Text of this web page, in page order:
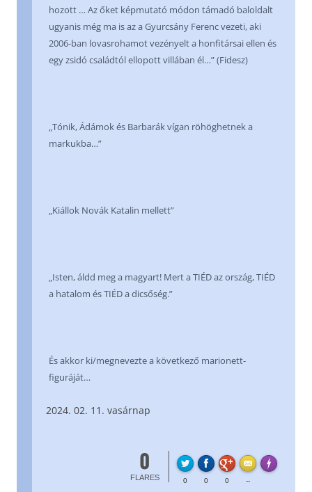
hozott … Az őket képmutató módon támadó baloldalt
ugyanis még ma is az a Gyurcsány Ferenc vezeti, aki
2006-ban lovasrohamot vezényelt a honfitársai ellen és
egy zsidó családtól ellopott villában él…” (Fidesz)
„Tónik, Ádámok és Barbarák vígan röhöghetnek a
markukba…”
„Kiállok Novák Katalin mellett”
„Isten, áldd meg a magyart! Mert a TIÉD az ország, TIÉD
a hatalom és TIÉD a dicsőség.”
És akkor ki/megnevezte a következő marionett-
figuráját…
02. 11. vasárnap
0
FLARES 0 0 0 --
Made with